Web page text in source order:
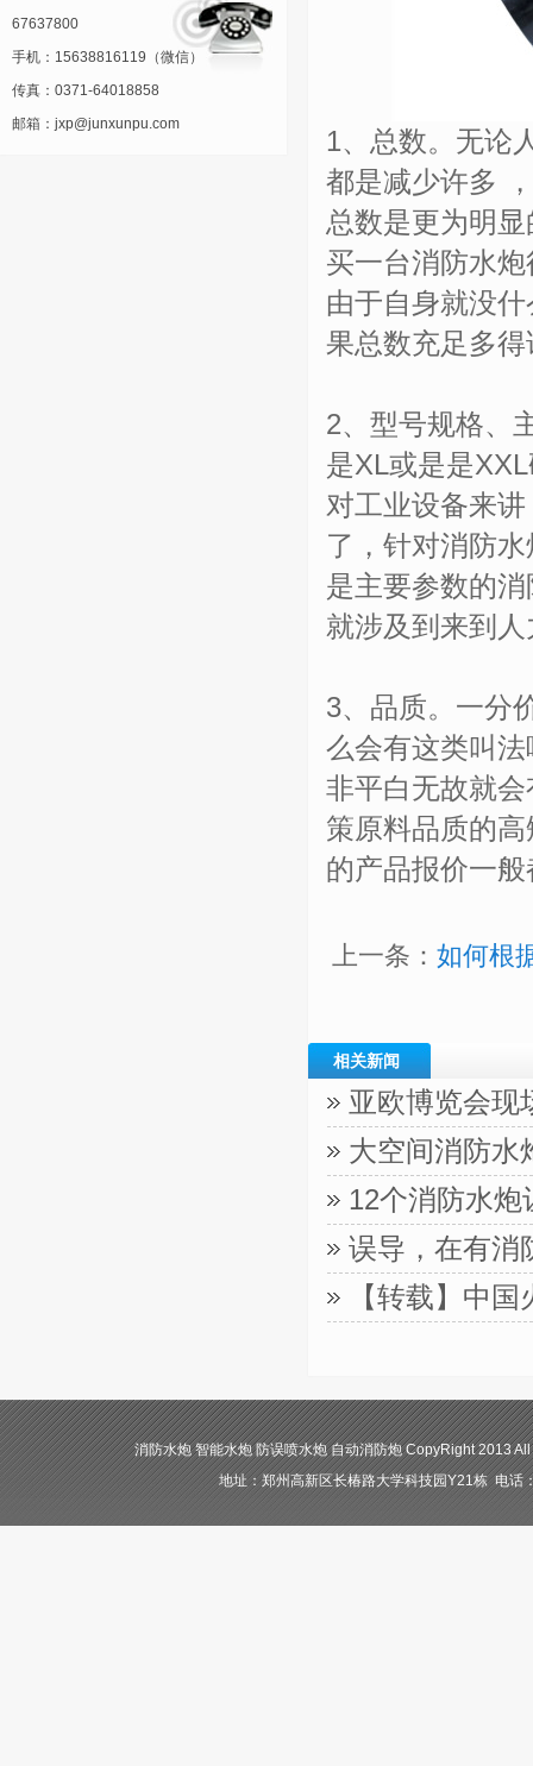
67637800
手机：15638816119（微信）
传真：0371-64018858
邮箱：jxp@junxunpu.com
1、总数。无论
都是减少许多
总数是更为明
买一台消防水
由于自身就没
果总数充足多
2、型号规格、
是XL或是是
对工业设备来
了，针对消防
是主要参数的
就涉及到来到
3、品质。一分
么会有这类叫
非平白无故就
策原料品质的
的产品报价一
上一条： 如何根
相关新闻
亚欧博览会现
大空间消防水
12个消防水
误导，在有消
【转载】中
消防水炮 智能水炮 防误喷水炮 自动消防炮 CopyRight 2013
地址：郑州高新区长椿路大学科技园Y21栋 电